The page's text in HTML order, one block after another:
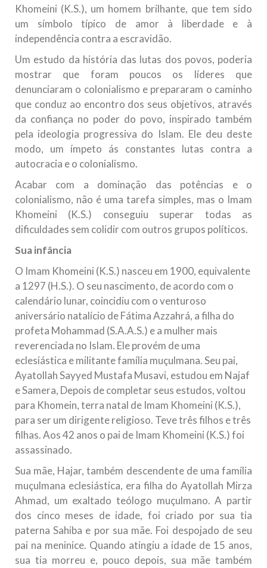
Khomeini (K.S.), um homem brilhante, que tem sido
um símbolo típico de amor à liberdade e à
independência contra a escravidão.
Um estudo da história das lutas dos povos, poderia
mostrar que foram poucos os líderes que
denunciaram o colonialismo e prepararam o caminho
que conduz ao encontro dos seus objetivos, através
da confiança no poder do povo, inspirado também
pela ideologia progressiva do Islam. Ele deu deste
modo, um ímpeto ás constantes lutas contra a
autocracia e o colonialismo.
Acabar com a dominação das potências e o
colonialismo, não é uma tarefa simples, mas o Imam
Khomeini (K.S.) conseguiu superar todas as
dificuldades sem colidir com outros grupos políticos.
Sua infância
O Imam Khomeini (K.S.) nasceu em 1900, equivalente
a 1297 (H.S.). O seu nascimento, de acordo com o
calendário lunar, coincidiu com o venturoso
aniversário natalício de Fátima Azzahrá, a filha do
profeta Mohammad (S.A.A.S.) e a mulher mais
reverenciada no Islam. Ele provém de uma
eclesiástica e militante família muçulmana. Seu pai,
Ayatollah Sayyed Mustafa Musavi, estudou em Najaf
e Samera, Depois de completar seus estudos, voltou
para Khomein, terra natal de Imam Khomeini (K.S.),
para ser um dirigente religioso. Teve três filhos e três
filhas. Aos 42 anos o pai de Imam Khomeini (K.S.) foi
assassinado.
Sua mãe, Hajar, também descendente de uma família
muçulmana eclesiástica, era filha do Ayatollah Mirza
Ahmad, um exaltado teólogo muçulmano. A partir
dos cinco meses de idade, foi criado por sua tia
paterna Sahiba e por sua mãe. Foi despojado de seu
pai na meninice. Quando atingiu a idade de 15 anos,
sua tia morreu e, pouco depois, sua mãe também